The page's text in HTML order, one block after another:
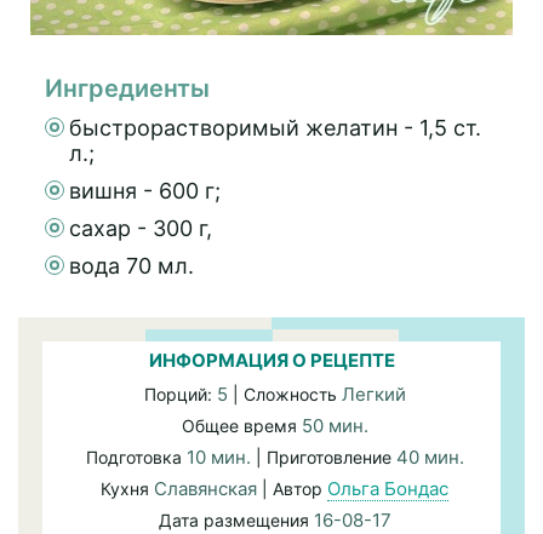
Ингредиенты
быстрорастворимый желатин - 1,5 ст.
л.;
вишня - 600 г;
сахар - 300 г,
вода 70 мл.
ИНФОРМАЦИЯ О РЕЦЕПТЕ
Порций: 5 | Сложность Легкий
Общее время 50 мин.
Подготовка 10 мин. | Приготовление 40 мин.
Кухня Славянская | Автор Ольга Бондас
Дата размещения 16-08-17